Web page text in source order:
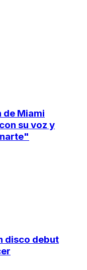
de Miami
su voz y
disco debut